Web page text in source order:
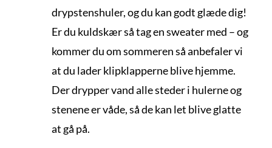
drypstenshuler, og du kan godt glæde dig!
Er du kuldskær så tag en sweater med – og
kommer du om sommeren så anbefaler vi
at du lader klipklapperne blive hjemme.
Der drypper vand alle steder i hulerne og
stenene er våde, så de kan let blive glatte
at gå på.